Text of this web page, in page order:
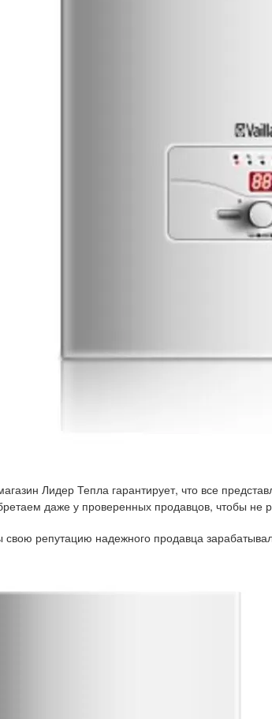
Лидер Тепла гарантирует, что все
даже у проверенных продавцов, чтобы
свою репутацию надежного продавца